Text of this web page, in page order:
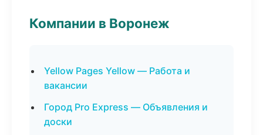
Компании в Воронеж
Yellow Pages Yellow — Работа и
вакансии
Город Pro Express — Объявления и
доски